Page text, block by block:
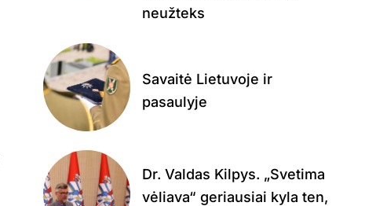
neužteks
Savaitė Lietuvoje ir
pasaulyje
Dr. Valdas Kilpys. „Svetima
vėliava“ geriausiai kyla ten,